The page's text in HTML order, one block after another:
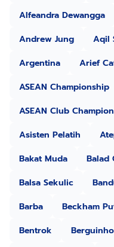
Alfeandra Dewangga
Andrew Jung
Aqil
Argentina
Arief
ASEAN Championship
ASEAN Club
Asisten Pelatih
Bakat Muda
Balad
Balsa Sekulic
Barba
Beckham
Bentrok
Berguinho